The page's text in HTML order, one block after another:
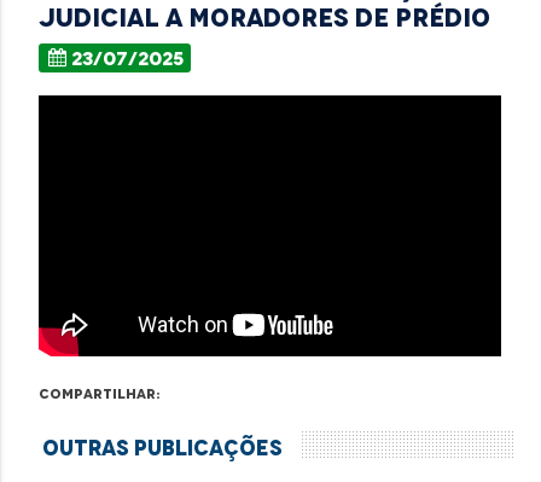
judicial a moradores de prédio
23/07/2025
Compartilhar:
Outras Publicações